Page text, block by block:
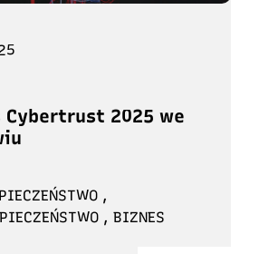
Cybertrust 2025 we
,
, BIZNES